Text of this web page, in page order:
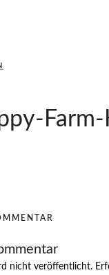
nicht veröffentlicht.